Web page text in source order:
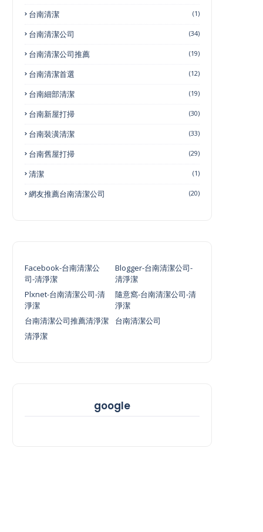
台南清潔 (1)
台南清潔公司 (34)
台南清潔公司推薦 (19)
台南清潔首選 (12)
台南細部清潔 (19)
台南新屋打掃 (30)
台南裝潢清潔 (33)
台南舊屋打掃 (29)
清潔 (1)
網友推薦台南清潔公司 (20)
Facebook-台南清潔公
司-清淨潔
Blogger-台南清潔公司-
清淨潔
Plxnet-台南清潔公司-清
淨潔
隨意窩-台南清潔公司-清
淨潔
台南清潔公司推薦清淨潔
台南清潔公司
清淨潔
google